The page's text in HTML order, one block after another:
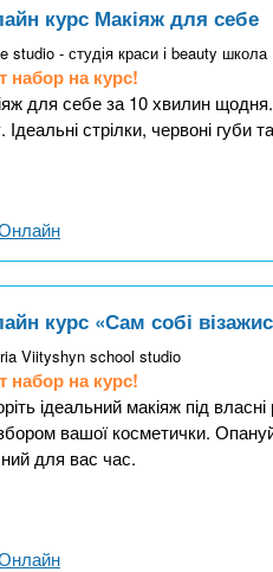
курс Макіяж для себе
studio - студія краси і beauty школа
набор на курс!
для себе за 10 хвилин щодня.
Ідеальні стрілки, червоні
курс «Сам собі
Viityshyn school studio
набор на курс!
ідеальний макіяж під
вашої косметички.
для вас час.